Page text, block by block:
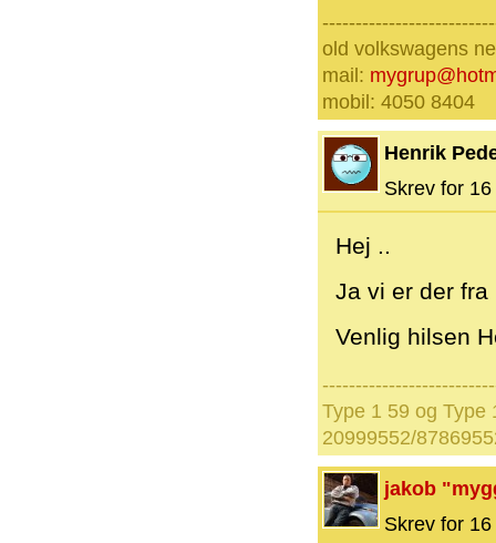
old volkswagens
mail:
mobil: 4050 8404
Henrik
Skrev for
Hej ..
Ja vi er der fra
Venlig hilsen
Type 1 59 og Type
20999552/
jakob
Skrev for